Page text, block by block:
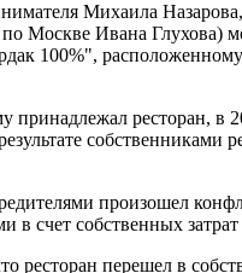
Михаила
Ивана Глухова)
100%",
ресторан, в
собственниками
произошел
счет собственных
ресторан перешел в